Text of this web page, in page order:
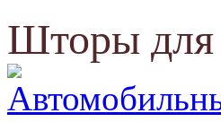
Шторы для